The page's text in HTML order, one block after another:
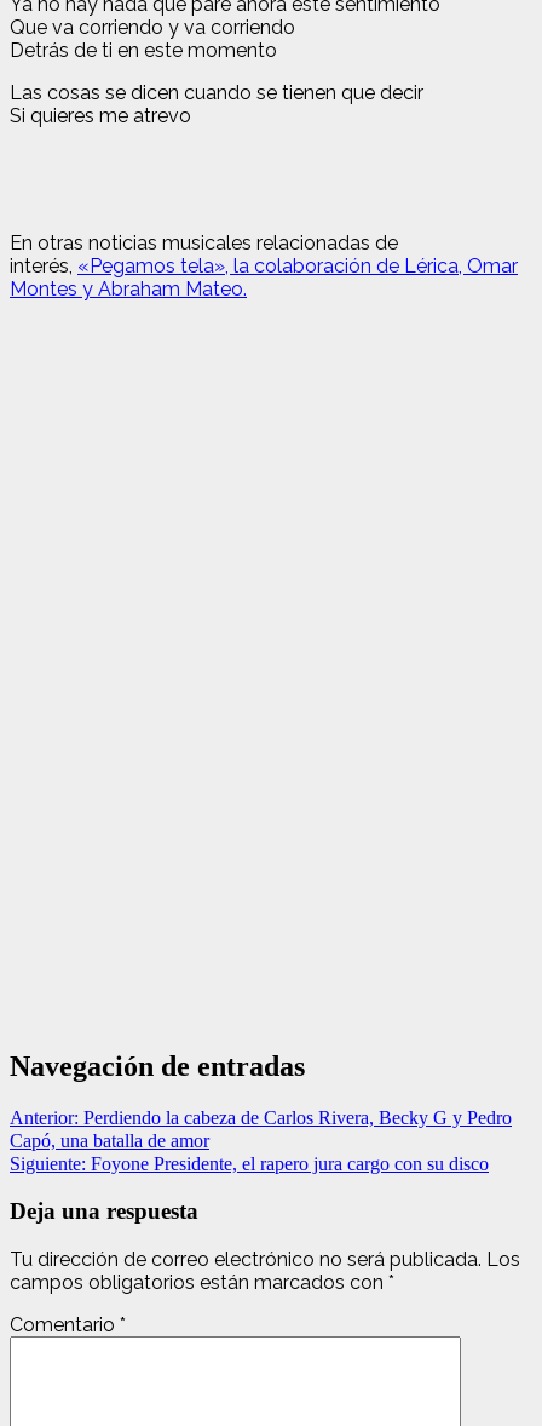
Que va corriendo y va corriendo
Detrás de ti en este momento
Las cosas se dicen cuando se tienen que decir
Si quieres me atrevo
En otras noticias musicales relacionadas de
interés, «Pegamos tela», la colaboración de Lérica, Omar
Montes y Abraham Mateo.
Navegación de entradas
Anterior: Perdiendo la cabeza de Carlos Rivera, Becky G y Pedro
Capó, una batalla de amor
Siguiente: Foyone Presidente, el rapero jura cargo con su disco
Deja una respuesta
Tu dirección de correo electrónico no será publicada. Los
campos obligatorios están marcados con *
Comentario *